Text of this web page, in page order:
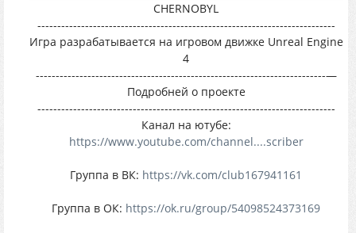
CHERNOBYL
---------------------------------------------------------------------------
Игра разрабатывается на игровом движке Unreal Engine
4
-------------------------------------------------------------------------—
Подробней о проекте
---------------------------------------------------------------------------
Канал на ютубе:
https://www.youtube.com/channel....scriber
Группа в ВК: https://vk.com/club167941161
Группа в ОК: https://ok.ru/group/54098524373169